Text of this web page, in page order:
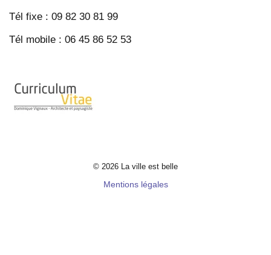
Tél fixe : 09 82 30 81 99
Tél mobile : 06 45 86 52 53
© 2026 La ville est belle
Mentions légales